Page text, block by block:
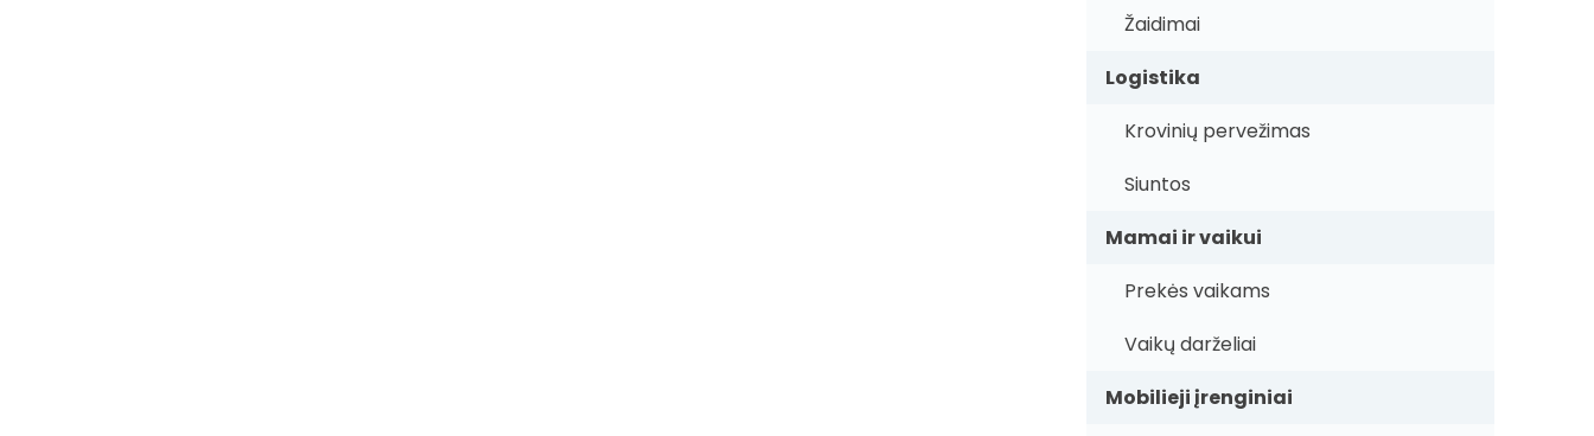
Žaidimai
Logistika
Krovinių pervežimas
Siuntos
Mamai ir vaikui
Prekės vaikams
Vaikų darželiai
Mobilieji įrenginiai